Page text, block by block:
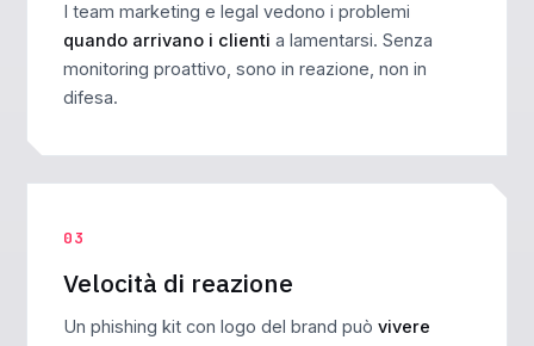
I team marketing e legal vedono i problemi
quando arrivano i clienti a lamentarsi. Senza
monitoring proattivo, sono in reazione, non in
difesa.
03
Velocità di reazione
Un phishing kit con logo del brand può vivere